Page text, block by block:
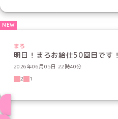
まろ
明日！まろお給仕50回目です！
2026年06月05日 22時40分
2
1